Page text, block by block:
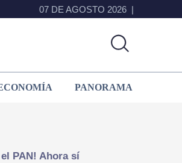
07 DE AGOSTO 2026
PANORAMA
PAN! Ahora sí